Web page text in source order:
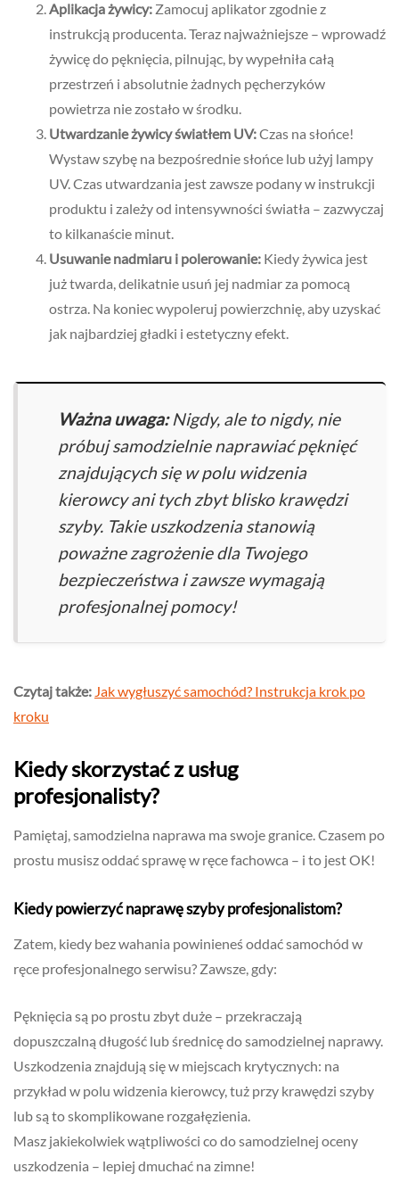
Aplikacja żywicy: Zamocuj aplikator zgodnie z
instrukcją producenta. Teraz najważniejsze – wprowadź
żywicę do pęknięcia, pilnując, by wypełniła całą
przestrzeń i absolutnie żadnych pęcherzyków
powietrza nie zostało w środku.
Utwardzanie żywicy światłem UV:Czas na słońce!
Wystaw szybę na bezpośrednie słońce lub użyj lampy
UV. Czas utwardzania jest zawsze podany w instrukcji
produktu i zależy od intensywności światła – zazwyczaj
to kilkanaście minut.
Usuwanie nadmiaru i polerowanie: Kiedy żywica jest
już twarda, delikatnie usuń jej nadmiar za pomocą
ostrza. Na koniec wypoleruj powierzchnię, aby uzyskać
jak najbardziej gładki i estetyczny efekt.
Ważna uwaga:Nigdy, ale to nigdy, nie
próbuj samodzielnie naprawiać pęknięć
znajdujących się w polu widzenia
kierowcy ani tych zbyt blisko krawędzi
szyby. Takie uszkodzenia stanowią
poważne zagrożenie dla Twojego
bezpieczeństwa i zawsze wymagają
profesjonalnej pomocy!
Czytaj także: Jak wygłuszyć samochód? Instrukcja krok po
kroku
Kiedy skorzystać z usług
profesjonalisty?
Pamiętaj, samodzielna naprawa ma swoje granice. Czasem po
prostu musisz oddać sprawę w ręce fachowca – i to jest OK!
Kiedy powierzyć naprawę szyby profesjonalistom?
Zatem, kiedy bez wahania powinieneś oddać samochód w
ręce profesjonalnego serwisu? Zawsze, gdy:
Pęknięcia są po prostu zbyt duże – przekraczają
dopuszczalną długość lub średnicę do samodzielnej naprawy.
Uszkodzenia znajdują się w miejscach krytycznych: na
przykład w polu widzenia kierowcy, tuż przy krawędzi szyby
lub są to skomplikowane rozgałęzienia.
Masz jakiekolwiek wątpliwości co do samodzielnej oceny
uszkodzenia – lepiej dmuchać na zimne!